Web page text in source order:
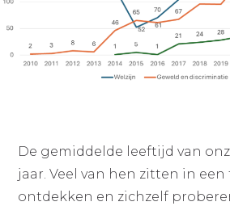
De gemiddelde leeftijd van
jaar. Veel van hen zitten in een
ontdekken en zichzelf